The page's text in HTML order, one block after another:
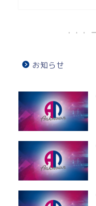
お知らせ